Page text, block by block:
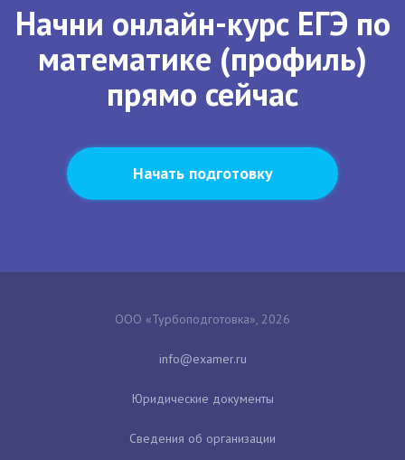
Начни онлайн-курс ЕГЭ по
математике (профиль)
прямо сейчас
Начать подготовку
ООО «Турбоподготовка», 2026
Юридические документы
Сведения об организации